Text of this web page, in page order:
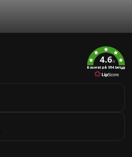
4.6/5
Baserat på 954 betyg